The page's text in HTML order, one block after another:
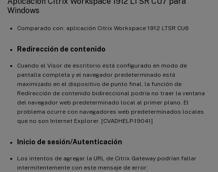
Windows
Comparado con: aplicación Citrix Workspace 1912 LTSR CU6
Redirección de contenido
Cuando el Visor de escritorio está configurado en modo de
pantalla completa y el navegador predeterminado está
maximizado en el dispositivo de punto final, la función de
Redirección de contenido bidireccional podría no traer la ventana
del navegador web predeterminado local al primer plano. El
problema ocurre con navegadores web predeterminados locales
que no son Internet Explorer. [CVADHELP-19041]
Inicio de sesión/Autenticación
Los intentos de agregar la URL de Citrix Gateway podrían fallar
intermitentemente con este mensaje de error: